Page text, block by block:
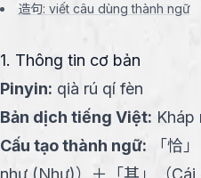
造句: viết câu dùng thành ngữ
1. Thông tin cơ bản
Pinyin: qià rú qí fèn
Bản dịch tiếng Việt: Kháp
Cấu tạo thành ngữ: 「恰 」
như (Như)） ＋ 「其 」 （